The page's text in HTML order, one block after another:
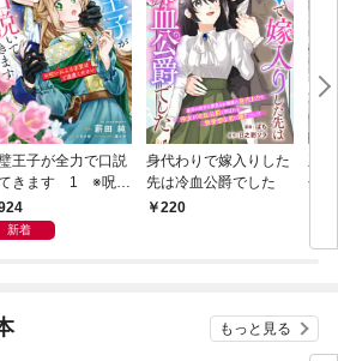
王子が全力で口説
きます 1 ※呪い
る求愛はご遠慮く
い
新着
身代わりで嫁入りした
先は冷血公爵でした
220
分
わ
もっと見る